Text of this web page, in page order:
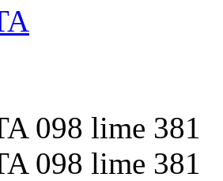
098 lime 381
098 lime 381